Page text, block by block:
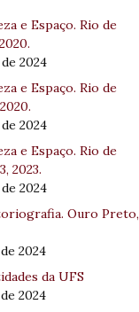
e Espaço. Rio de
2024
e Espaço. Rio de
2024
e Espaço. Rio de
2023.
2024
Ouro Preto,
2024
da UFS
2024